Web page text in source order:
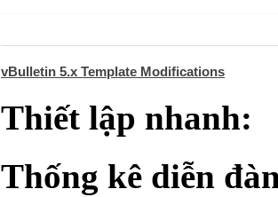
vBulletin 5.x Template Modifications
Thiết lập nhanh:
Thống kê diễn